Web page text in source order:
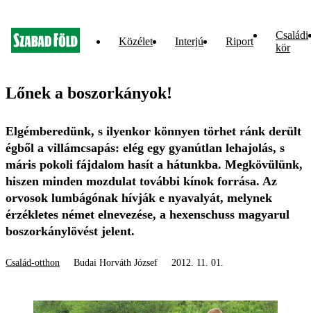
Közélet Interjú Riport
Családi
kör
Lőnek a boszorkányok!
Elgémberedünk, s ilyenkor könnyen törhet ránk derült
égből a villámcsapás: elég egy gyanútlan lehajolás, s
máris pokoli fájdalom hasít a hátunkba. Megkövülünk,
hiszen minden mozdulat további kínok forrása. Az
orvosok lumbágónak hívják e nyavalyát, melynek
érzékletes német elnevezése, a hexenschuss magyarul
boszorkánylövést jelent.
Család-otthon Budai Horváth József 2012. 11. 01.